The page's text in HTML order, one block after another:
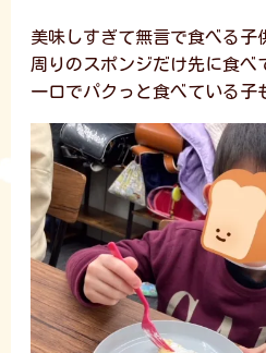
美味しすぎて無言で食べる子
周りのスポンジだけ先に食べ
一口でパクっと食べている子